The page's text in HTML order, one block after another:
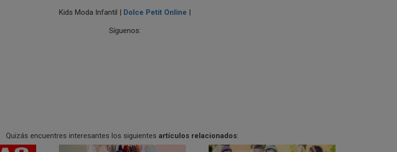
Kids Moda Infantil | Dolce Petit Online
Síguenos:
Quizás encuentres interesantes los siguientesartículos relacionados: